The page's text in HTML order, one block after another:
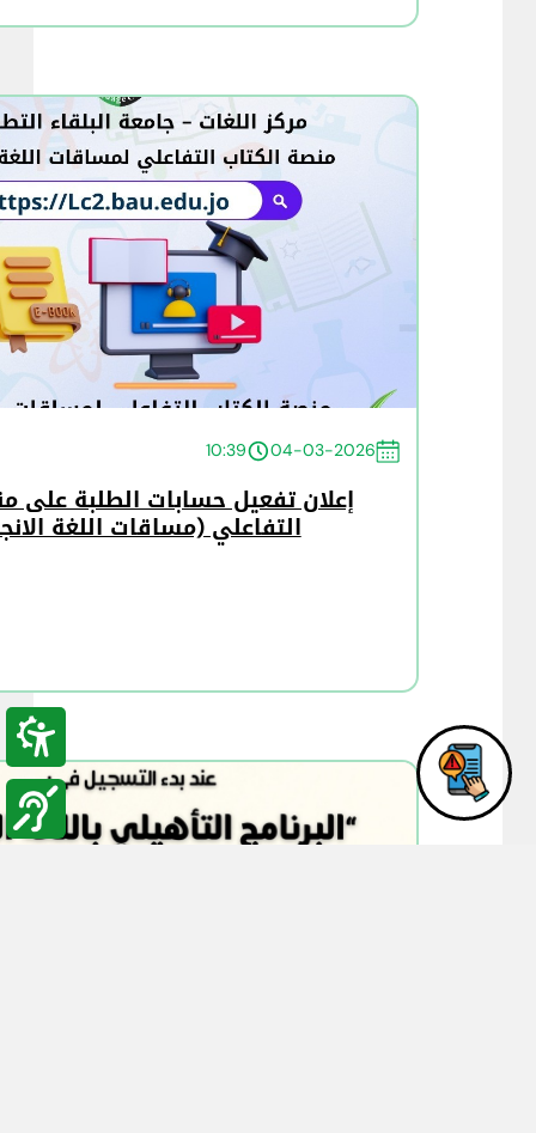
04-03-2026
10:39
إعلان تفعيل حسابات الطلبة على
التفاعلي (مساقات اللغة